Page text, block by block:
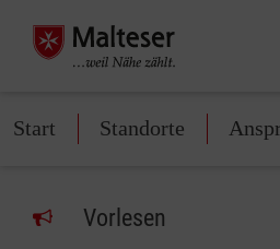
Start Standorte
Vorlesen